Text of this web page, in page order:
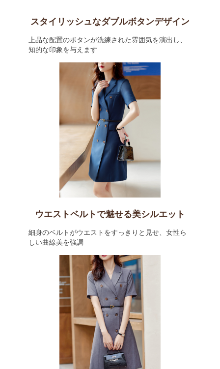
スタイリッシュなダブルボタンデザイン
上品な配置のボタンが洗練された雰囲気を演出し、
知的な印象を与えます
ウエストベルトで魅せる美シルエット
細身のベルトがウエストをすっきりと見せ、女性ら
しい曲線美を強調